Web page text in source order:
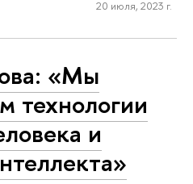
20 июля, 2023 г.
«Мы
технологии
и